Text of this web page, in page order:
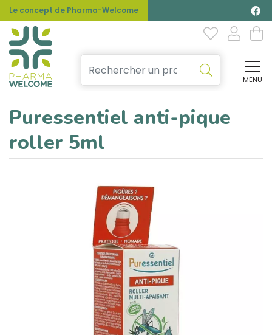
Le concept de Pharma-Welcome
MENU
Puressentiel anti-pique
roller 5ml